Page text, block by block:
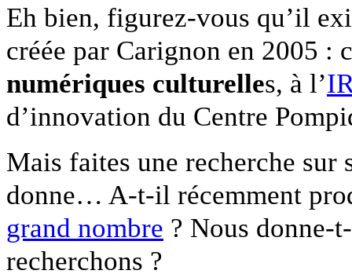
Eh bien, figurez-vous qu’il
créée par Carignon en 2005 :
numériques culturelles, à l’
d’innovation du Centre
Mais faites une recherche
donne… A-t-il récemment
grand nombre ? Nous donne-
recherchons ?